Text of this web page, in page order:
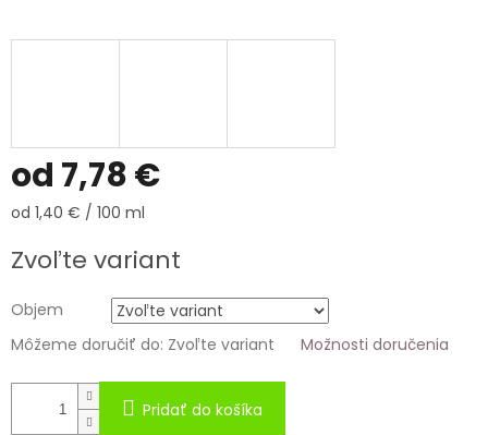
od 7,78 €
Jednotková
od 1,40 € / 100 ml
Zvoľte variant
Objem
Môžeme doručiť do: Zvoľte variant Možnosti doručenia
Pridať do košíka